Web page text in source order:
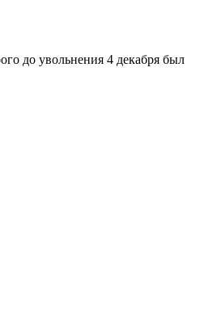
до увольнения 4 декабря был